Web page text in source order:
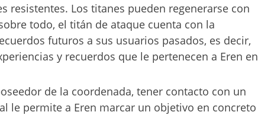
resistentes. Los titanes pueden regenerarse con
todo, el titán de ataque cuenta con la
futuros a sus usuarios pasados, es decir,
y recuerdos que le pertenecen a Eren en
de la coordenada, tener contacto con un
le permite a Eren marcar un objetivo en concreto